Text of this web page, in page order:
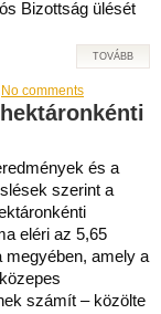
Bizottság ülését
TOVÁBB
No comments
és a
szerint a
eléri az 5,65
megyében, amely a
számít – közölte